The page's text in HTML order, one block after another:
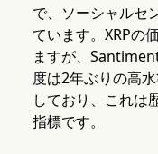
で、ソーシャルセ
ています。XRPの
ますが、
度は2年ぶりの高
しており、これは
指標です。